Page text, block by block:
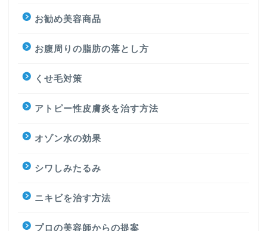
お勧め美容商品
お腹周りの脂肪の落とし方
くせ毛対策
アトピー性皮膚炎を治す方法
オゾン水の効果
シワしみたるみ
ニキビを治す方法
プロの美容師からの提案